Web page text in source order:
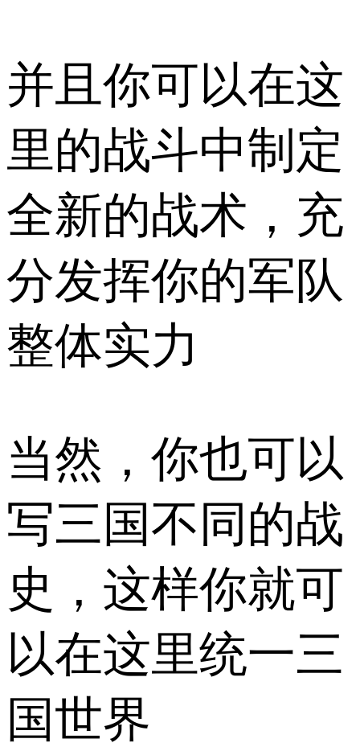
并且你可以在这
里的战斗中制定
全新的战术，充
分发挥你的军队
整体实力
当然，你也可以
写三国不同的战
史，这样你就可
以在这里统一三
国世界